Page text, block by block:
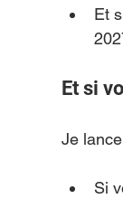
Et
Et si
Je
Si